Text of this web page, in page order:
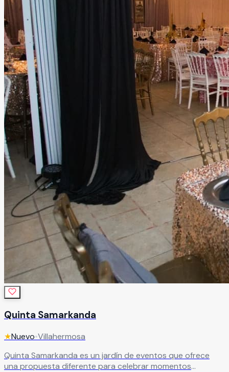
Quinta Samarkanda
★Nuevo•Villahermosa
Quinta Samarkanda es un jardín de eventos que ofrece
una propuesta diferente para celebrar momentos